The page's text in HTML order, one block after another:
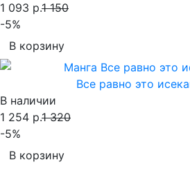
1 093 р.1 150
-5%
В корзину
Все равно это
В наличии
1 254 р.1 320
-5%
В корзину